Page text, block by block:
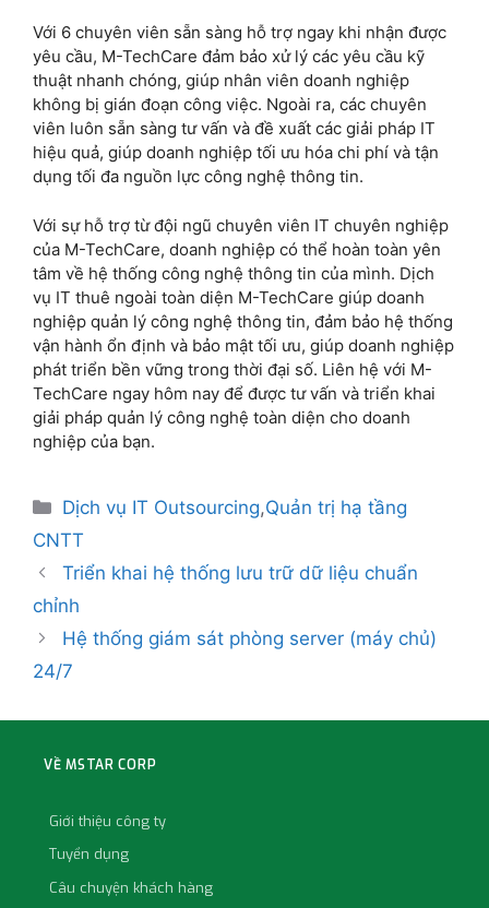
Với 6 chuyên viên sẵn sàng hỗ trợ ngay khi nhận được
yêu cầu, M-TechCare đảm bảo xử lý các yêu cầu kỹ
thuật nhanh chóng, giúp nhân viên doanh nghiệp
không bị gián đoạn công việc. Ngoài ra, các chuyên
viên luôn sẵn sàng tư vấn và đề xuất các giải pháp IT
hiệu quả, giúp doanh nghiệp tối ưu hóa chi phí và tận
dụng tối đa nguồn lực công nghệ thông tin.
Với sự hỗ trợ từ đội ngũ chuyên viên IT chuyên nghiệp
của M-TechCare, doanh nghiệp có thể hoàn toàn yên
tâm về hệ thống công nghệ thông tin của mình. Dịch
vụ IT thuê ngoài toàn diện M-TechCare giúp doanh
nghiệp quản lý công nghệ thông tin, đảm bảo hệ thống
vận hành ổn định và bảo mật tối ưu, giúp doanh nghiệp
phát triển bền vững trong thời đại số. Liên hệ với M-
TechCare ngay hôm nay để được tư vấn và triển khai
giải pháp quản lý công nghệ toàn diện cho doanh
nghiệp của bạn.
Dịch vụ IT Outsourcing,Quản trị hạ tầng
CNTT
Triển khai hệ thống lưu trữ dữ liệu chuẩn
chỉnh
Hệ thống giám sát phòng server (máy chủ)
24/7
VỀ MSTAR CORP
Giới thiệu công ty
Tuyển dụng
Câu chuyện khách hàng